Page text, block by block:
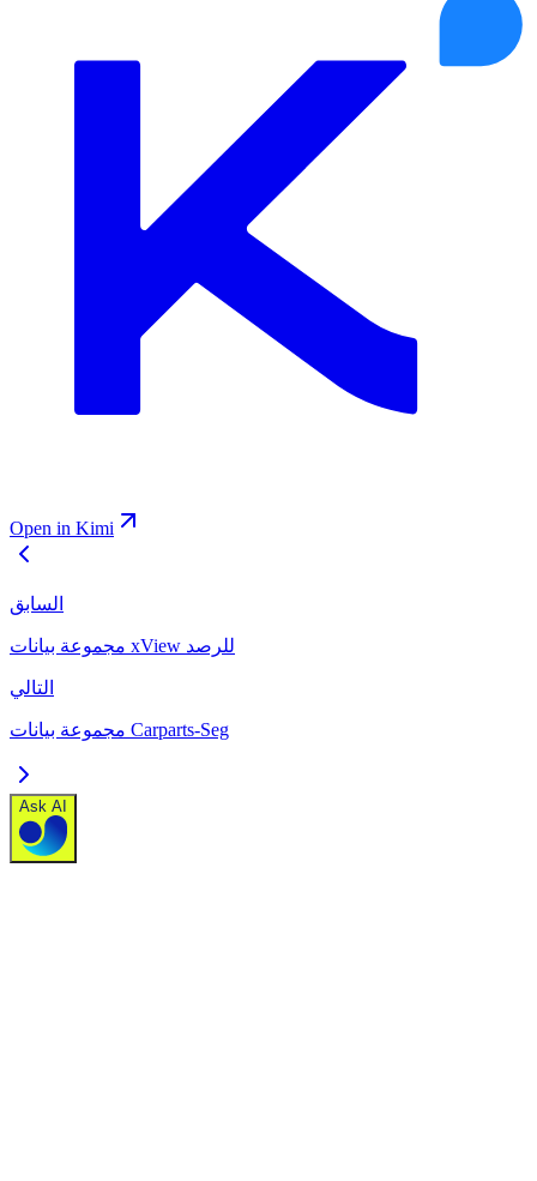
Open in Kimi
السابق
مجموعة بيانات xView للرصد
التالي
مجموعة بيانات Carparts-Seg
Ask AI